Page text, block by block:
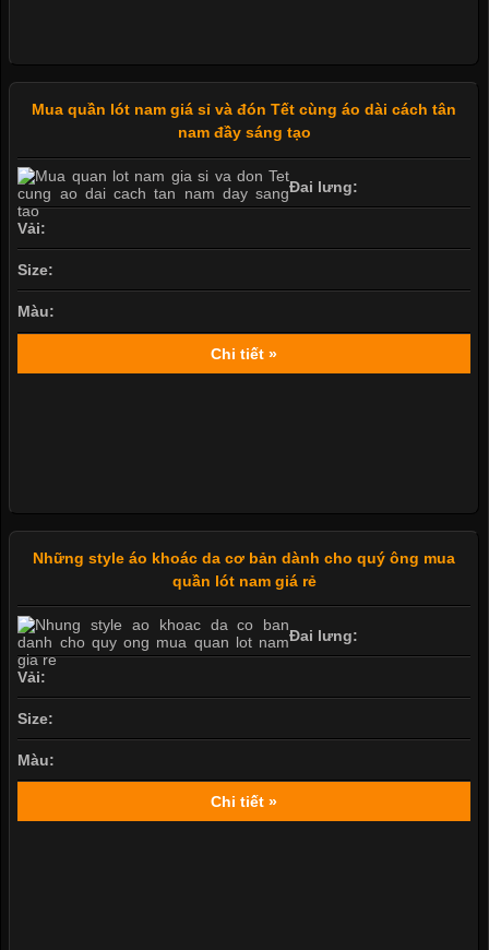
Mua quần lót nam giá sỉ và đón Tết cùng áo dài cách tân
nam đầy sáng tạo
Đai lưng:
Vải:
Size:
Màu:
Chi tiết »
Những style áo khoác da cơ bản dành cho quý ông mua
quần lót nam giá rẻ
Đai lưng:
Vải:
Size:
Màu:
Chi tiết »